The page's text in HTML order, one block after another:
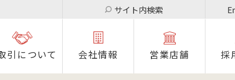
サイト内検索
引について 会社情報 営業店舗 採